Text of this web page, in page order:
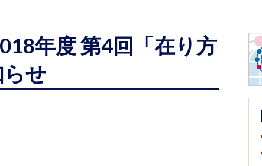
年度 第4回「在り方
せ